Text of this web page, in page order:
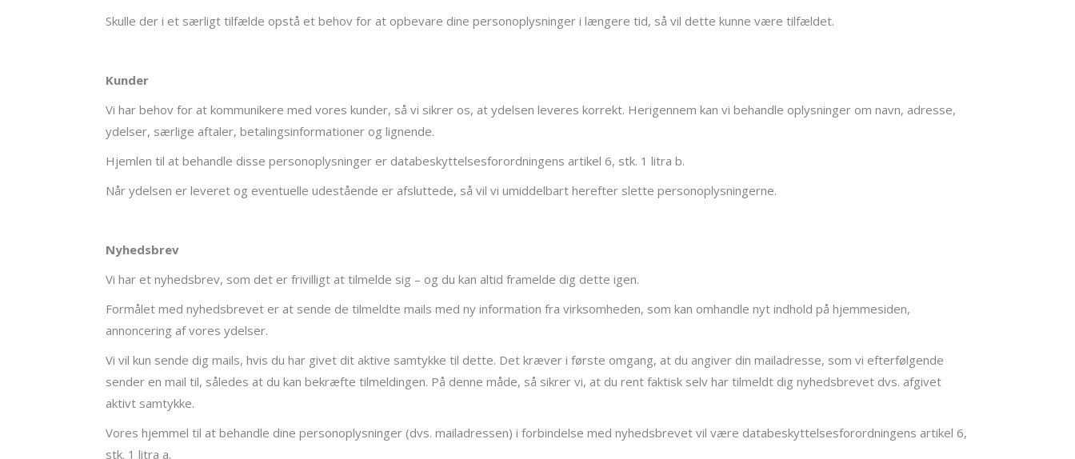
Skulle der i et særligt tilfælde opstå et behov for at opbevare dine personoplysninger i længere tid, så vil dette kunne være tilfældet.
Kunder
Vi har behov for at kommunikere med vores kunder, så vi sikrer os, at ydelsen leveres korrekt. Herigennem kan vi behandle oplysninger om navn, adresse,
ydelser, særlige aftaler, betalingsinformationer og lignende.
Hjemlen til at behandle disse personoplysninger er databeskyttelsesforordningens artikel 6, stk. 1 litra b.
Når ydelsen er leveret og eventuelle udestående er afsluttede, så vil vi umiddelbart herefter slette personoplysningerne.
Nyhedsbrev
Vi har et nyhedsbrev, som det er frivilligt at tilmelde sig – og du kan altid framelde dig dette igen.
Formålet med nyhedsbrevet er at sende de tilmeldte mails med ny information fra virksomheden, som kan omhandle nyt indhold på hjemmesiden,
annoncering af vores ydelser.
Vi vil kun sende dig mails, hvis du har givet dit aktive samtykke til dette. Det kræver i første omgang, at du angiver din mailadresse, som vi efterfølgende
sender en mail til, således at du kan bekræfte tilmeldingen. På denne måde, så sikrer vi, at du rent faktisk selv har tilmeldt dig nyhedsbrevet dvs. afgivet
aktivt samtykke.
Vores hjemmel til at behandle dine personoplysninger (dvs. mailadressen) i forbindelse med nyhedsbrevet vil være databeskyttelsesforordningens artikel 6,
stk. 1 litra a.